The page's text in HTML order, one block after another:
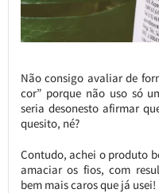
Não consigo avaliar de
cor” porque não uso só
seria desonesto afirmar
quesito, né?
Contudo, achei o produto
amaciar os fios, com
bem mais caros que já usei!